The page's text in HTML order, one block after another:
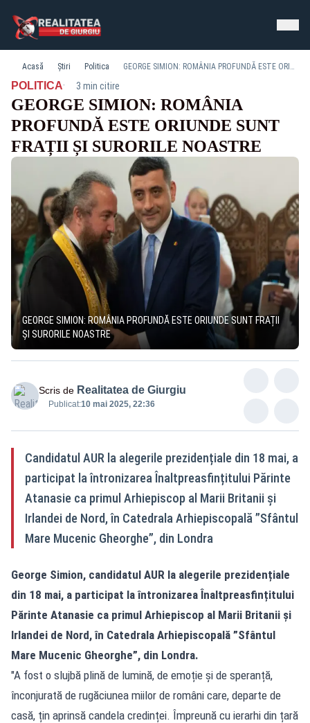
Acasă Știri Politica GEORGE SIMION: ROMÂNIA PROFUNDĂ ESTE ORIUNDE SUNT FRAȚII ȘI SURORILE NOASTRE
POLITICA· 3 min citire
GEORGE SIMION: ROMÂNIA
PROFUNDĂ ESTE ORIUNDE SUNT
FRAȚII ȘI SURORILE NOASTRE
GEORGE SIMION: ROMÂNIA PROFUNDĂ ESTE ORIUNDE SUNT FRAȚII
ȘI SURORILE NOASTRE
Scris de Realitatea de Giurgiu
Publicat:10 mai 2025, 22:36
Candidatul AUR la alegerile prezidențiale din 18 mai, a
participat la întronizarea Înaltpreasfințitului Părinte
Atanasie ca primul Arhiepiscop al Marii Britanii și
Irlandei de Nord, în Catedrala Arhiepiscopală ”Sfântul
Mare Mucenic Gheorghe”, din Londra
George Simion, candidatul AUR la alegerile prezidențiale
din 18 mai, a participat la întronizarea Înaltpreasfințitului
Părinte Atanasie ca primul Arhiepiscop al Marii Britanii și
Irlandei de Nord, în Catedrala Arhiepiscopală ”Sfântul
Mare Mucenic Gheorghe”, din Londra.
"A fost o slujbă plină de lumină, de emoție și de speranță,
înconjurată de rugăciunea miilor de români care, departe de
casă, țin aprinsă candela credinței. Împreună cu ierarhi din țară